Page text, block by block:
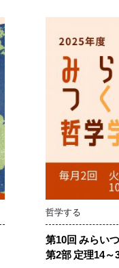
哲学する
第10回 みらい
第2部 定理14